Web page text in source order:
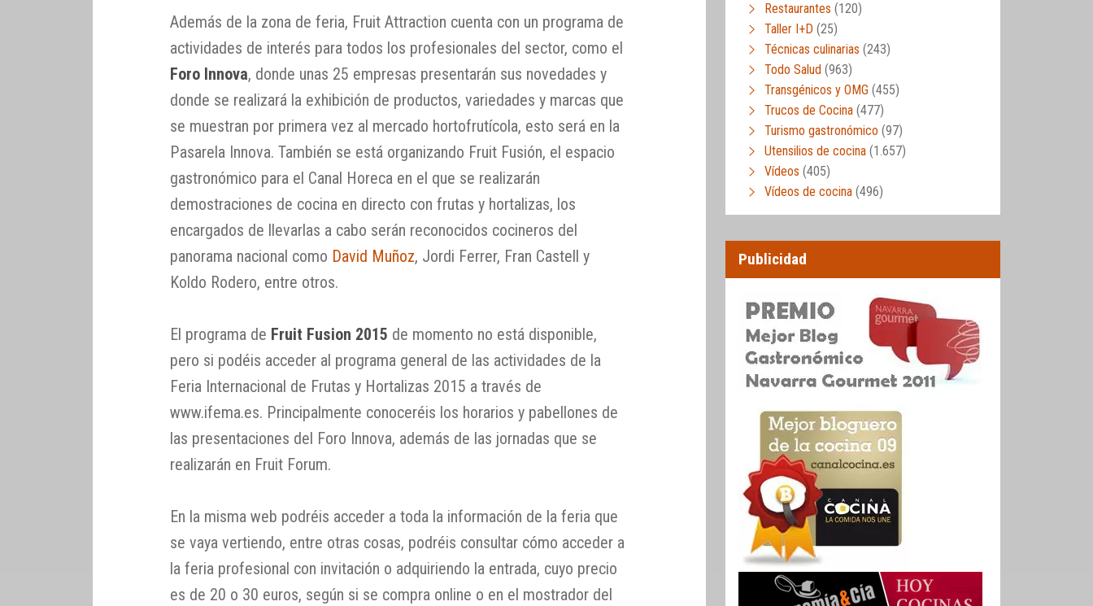
Además de la zona de feria, Fruit Attraction cuenta con un programa de
actividades de interés para todos los profesionales del sector, como el
Foro Innova, donde unas 25 empresas presentarán sus novedades y
donde se realizará la exhibición de productos, variedades y marcas que
se muestran por primera vez al mercado hortofrutícola, esto será en la
Pasarela Innova. También se está organizando Fruit Fusión, el espacio
gastronómico para el Canal Horeca en el que se realizarán
demostraciones de cocina en directo con frutas y hortalizas, los
encargados de llevarlas a cabo serán reconocidos cocineros del
panorama nacional como David Muñoz, Jordi Ferrer, Fran Castell y
Koldo Rodero, entre otros.
El programa de Fruit Fusion 2015 de momento no está disponible,
pero si podéis acceder al programa general de las actividades de la
Feria Internacional de Frutas y Hortalizas 2015 a través de
www.ifema.es. Principalmente conoceréis los horarios y pabellones de
las presentaciones del Foro Innova, además de las jornadas que se
realizarán en Fruit Forum.
En la misma web podréis acceder a toda la información de la feria que
se vaya vertiendo, entre otras cosas, podréis consultar cómo acceder a
la feria profesional con invitación o adquiriendo la entrada, cuyo precio
es de 20 o 30 euros, según si se compra online o en el mostrador del
Restaurantes (120)
Taller I+D (25)
Técnicas culinarias (243)
Todo Salud (963)
Transgénicos y OMG (455)
Trucos de Cocina (477)
Turismo gastronómico (97)
Utensilios de cocina (1.657)
Vídeos (405)
Vídeos de cocina (496)
Publicidad